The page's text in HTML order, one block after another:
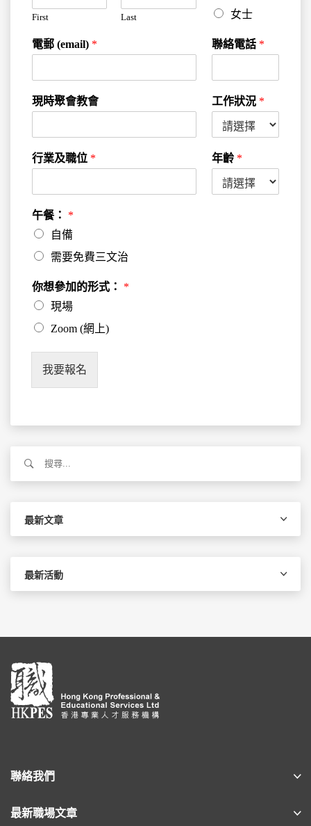
First Last
女士
電郵 (email) * 聯絡電話 *
現時聚會教會 工作狀況 *
行業及職位 * 年齡 *
午餐： *
自備
需要免費三文治
你想參加的形式： *
現場
Zoom (網上)
我要報名
關
最新文章
最新活動
聯絡我們
最新職場文章